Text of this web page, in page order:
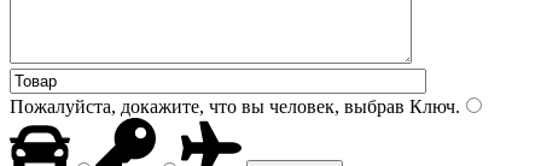
Пожалуйста, докажите, что вы человек, выбрав Ключ.